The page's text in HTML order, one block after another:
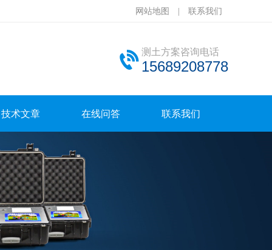
网站地图 联系我们
测土方案咨询电话
15689208778
技术文章 在线问答 联系我们